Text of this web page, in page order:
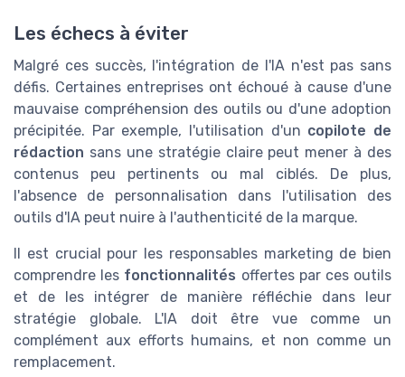
Les échecs à éviter
Malgré ces succès, l'intégration de l'IA n'est pas sans
défis. Certaines entreprises ont échoué à cause d'une
mauvaise compréhension des outils ou d'une adoption
précipitée. Par exemple, l'utilisation d'un copilote de
rédaction sans une stratégie claire peut mener à des
contenus peu pertinents ou mal ciblés. De plus,
l'absence de personnalisation dans l'utilisation des
outils d'IA peut nuire à l'authenticité de la marque.
Il est crucial pour les responsables marketing de bien
comprendre les fonctionnalités offertes par ces outils
et de les intégrer de manière réfléchie dans leur
stratégie globale. L'IA doit être vue comme un
complément aux efforts humains, et non comme un
remplacement.